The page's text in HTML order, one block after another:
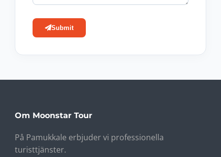
Submit
Om Moonstar Tour
På Pamukkale erbjuder vi professionella
turisttjänster.